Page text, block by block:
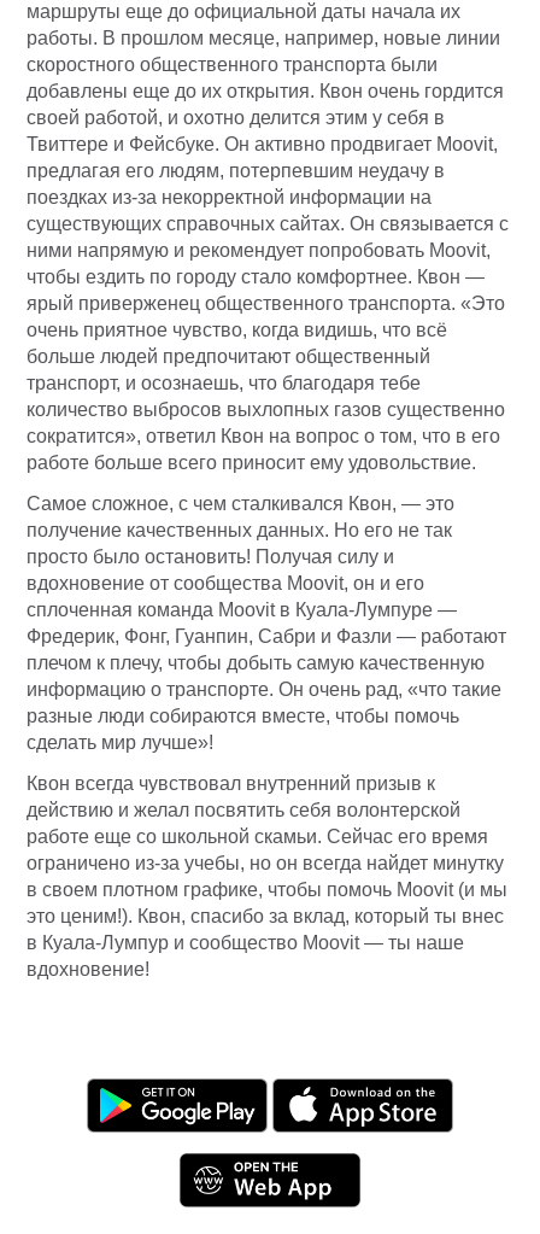
маршруты еще до официальной даты начала их
работы. В прошлом месяце, например, новые линии
скоростного общественного транспорта были
добавлены еще до их открытия. Квон очень гордится
своей работой, и охотно делится этим у себя в
Твиттере и Фейсбуке. Он активно продвигает Moovit,
предлагая его людям, потерпевшим неудачу в
поездках из-за некорректной информации на
существующих справочных сайтах. Он связывается с
ними напрямую и рекомендует попробовать Moovit,
чтобы ездить по городу стало комфортнее. Квон —
ярый приверженец общественного транспорта. «Это
очень приятное чувство, когда видишь, что всё
больше людей предпочитают общественный
транспорт, и осознаешь, что благодаря тебе
количество выбросов выхлопных газов существенно
сократится», ответил Квон на вопрос о том, что в его
работе больше всего приносит ему удовольствие.
Самое сложное, с чем сталкивался Квон, — это
получение качественных данных. Но его не так
просто было остановить! Получая силу и
вдохновение от сообщества Moovit, он и его
сплоченная команда Moovit в Куала-Лумпуре —
Фредерик, Фонг, Гуанпин, Сабри и Фазли — работают
плечом к плечу, чтобы добыть самую качественную
информацию о транспорте. Он очень рад, «что такие
разные люди собираются вместе, чтобы помочь
сделать мир лучше»!
Квон всегда чувствовал внутренний призыв к
действию и желал посвятить себя волонтерской
работе еще со школьной скамьи. Сейчас его время
ограничено из-за учебы, но он всегда найдет минутку
в своем плотном графике, чтобы помочь Moovit (и мы
это ценим!). Квон, спасибо за вклад, который ты внес
в Куала-Лумпур и сообщество Moovit — ты наше
вдохновение!